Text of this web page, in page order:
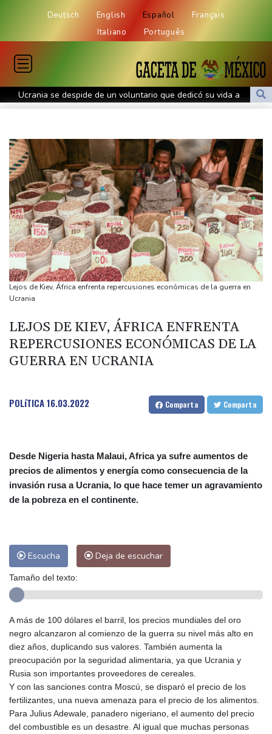
Deutsch English Español
Français
Italiano
Português
Ucrania se despide de un voluntario que dedicó su vida a
rescatar a los muertos
Ucrania despide a un voluntario que dedicó su vida a rescatar a
los muertos
Un dron entra en Bulgaria y estalla cerca de un gasoducto en la
frontera con Rumania
El burrito causa indigestión en el partido de Trump
Comienza la vendimia en la región francesa de Borgoña, un
nuevo récord de precocidad
Exabogado de Trump confirmado como fiscal general de EEUU
Las dificultades en Cisjordania impulsan el éxodo de los
cristianos palestinos
Londres rescata del olvido el exilio inglés de Zweig, el escritor
huido de los nazis
Nocturna y cafetera, la nueva especie de rana descubierta en
Costa Rica
Lejos de Kiev, África enfrenta repercusiones económicas de la guerra en
Ucrania
LEJOS DE KIEV, ÁFRICA ENFRENTA
REPERCUSIONES ECONÓMICAS DE LA
GUERRA EN UCRANIA
POLíTICA16.03.2022 Comparta Comparta
Desde Nigeria hasta Malaui, Africa ya sufre aumentos de
precios de alimentos y energía como consecuencia de la
invasión rusa a Ucrania, lo que hace temer un agravamiento
de la pobreza en el continente.
Escucha Deja de escuchar
Tamaño del texto:
A más de 100 dólares el barril, los precios mundiales del oro
negro alcanzaron al comienzo de la guerra su nivel más alto en
diez años, duplicando sus valores. También aumenta la
preocupación por la seguridad alimentaria, ya que Ucrania y
Rusia son importantes proveedores de cereales.
Y con las sanciones contra Moscú, se disparó el precio de los
fertilizantes, una nueva amenaza para el precio de los alimentos.
Para Julius Adewale, panadero nigeriano, el aumento del precio
del combustible es un desastre. Al igual que muchas personas